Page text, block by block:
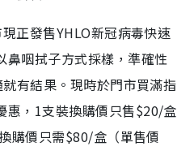
正發售YHLO新冠病毒快速
鼻咽拭子方式採樣，準確性
有結果。現時於門市買滿指
惠，1支裝換購價只售$20/盒
購價只需$80/盒（單售價